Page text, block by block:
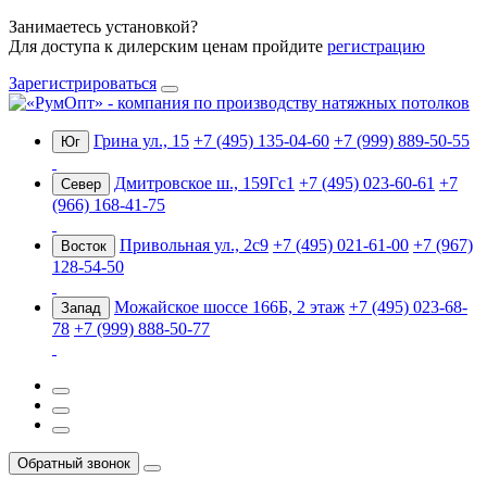
Занимаетесь установкой?
Для доступа к дилерским ценам пройдите регистрацию
Зарегистрироваться
Юг Грина ул., 15 +7 (495) 135-04-60 +7 (999) 889-50-55
Север Дмитровское ш., 159Гс1 +7 (495) 023-60-61 +7
(966) 168-41-75
Восток Привольная ул., 2с9 +7 (495) 021-61-00 +7 (967)
128-54-50
Запад Можайское шоссе 166Б, 2 этаж +7 (495) 023-68-
78 +7 (999) 888-50-77
Обратный звонок